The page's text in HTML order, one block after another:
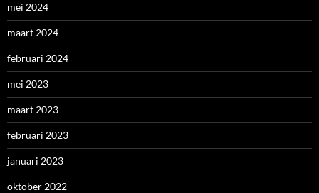
mei 2024
maart 2024
februari 2024
mei 2023
maart 2023
februari 2023
januari 2023
oktober 2022